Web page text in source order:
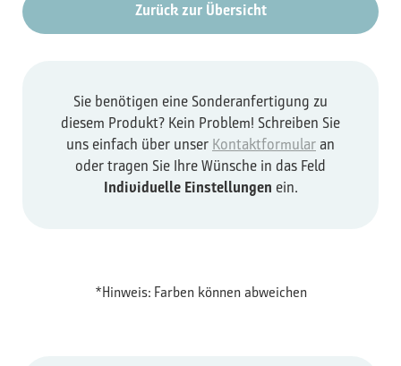
Zurück zur Übersicht
Sie benötigen eine Sonderanfertigung zu
diesem Produkt? Kein Problem! Schreiben Sie
uns einfach über unser Kontaktformular an
oder tragen Sie Ihre Wünsche in das Feld
Individuelle Einstellungen ein.
*Hinweis: Farben können abweichen